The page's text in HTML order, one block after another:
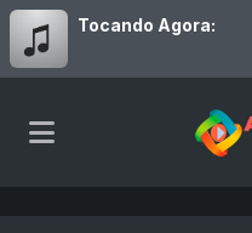
Tocando Agora: